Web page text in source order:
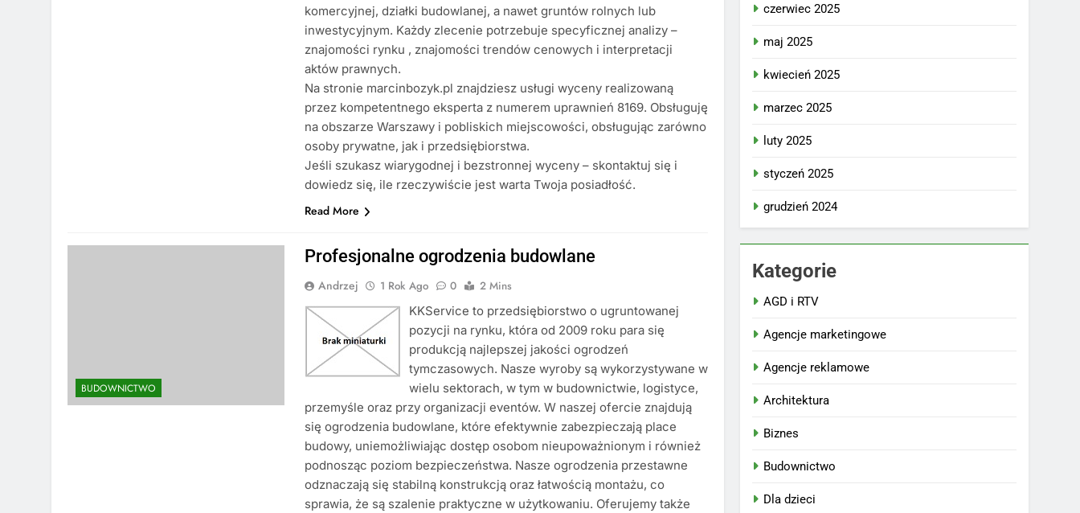
komercyjnej, działki budowlanej, a nawet gruntów rolnych lub
inwestycyjnym. Każdy zlecenie potrzebuje specyficznej analizy –
znajomości rynku , znajomości trendów cenowych i interpretacji
aktów prawnych.
Na stronie marcinbozyk.pl znajdziesz usługi wyceny realizowaną
przez kompetentnego eksperta z numerem uprawnień 8169. Obsługuję
na obszarze Warszawy i pobliskich miejscowości, obsługując zarówno
osoby prywatne, jak i przedsiębiorstwa.
Jeśli szukasz wiarygodnej i bezstronnej wyceny – skontaktuj się i
dowiedz się, ile rzeczywiście jest warta Twoja posiadłość.
Read More
BUDOWNICTWO
Profesjonalne ogrodzenia budowlane
Andrzej 1 Rok Ago 0
2 Mins
KKService to przedsiębiorstwo o ugruntowanej
pozycji na rynku, która od 2009 roku para się
produkcją najlepszej jakości ogrodzeń
tymczasowych. Nasze wyroby są wykorzystywane w
wielu sektorach, w tym w budownictwie, logistyce,
przemyśle oraz przy organizacji eventów. W naszej ofercie znajdują
się ogrodzenia budowlane, które efektywnie zabezpieczają place
budowy, uniemożliwiając dostęp osobom nieupoważnionym i również
podnosząc poziom bezpieczeństwa. Nasze ogrodzenia przestawne
odznaczają się stabilną konstrukcją oraz łatwością montażu, co
sprawia, że są szalenie praktyczne w użytkowaniu. Oferujemy także
czerwiec 2025
maj 2025
kwiecień 2025
marzec 2025
luty 2025
styczeń 2025
grudzień 2024
Kategorie
AGD i RTV
Agencje marketingowe
Agencje reklamowe
Architektura
Biznes
Budownictwo
Dla dzieci